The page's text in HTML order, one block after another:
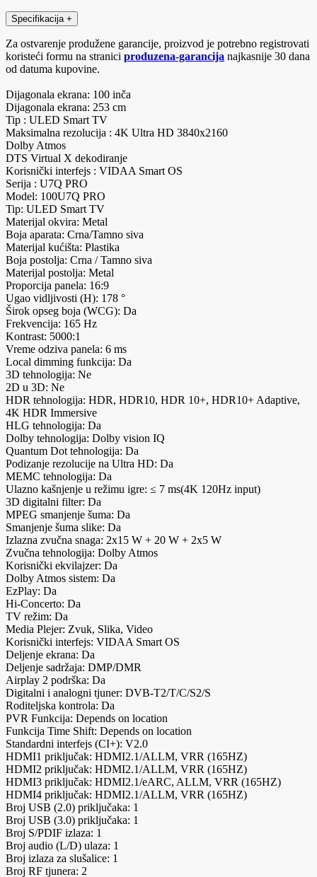
Specifikacija +
Za ostvarenje produžene garancije, proizvod je potrebno registrovati
koristeći formu na stranici produzena-garancija najkasnije 30 dana
od datuma kupovine.
Dijagonala ekrana: 100 inča
Dijagonala ekrana: 253 cm
Tip : ULED Smart TV
Maksimalna rezolucija : 4K Ultra HD 3840x2160
Dolby Atmos
DTS Virtual X dekodiranje
Korisnički interfejs : VIDAA Smart OS
Serija : U7Q PRO
Model: 100U7Q PRO
Tip: ULED Smart TV
Materijal okvira: Metal
Boja aparata: Crna/Tamno siva
Materijal kućišta: Plastika
Boja postolja: Crna / Tamno siva
Materijal postolja: Metal
Proporcija panela: 16:9
Ugao vidljivosti (H): 178 °
Širok opseg boja (WCG): Da
Frekvencija: 165 Hz
Kontrast: 5000:1
Vreme odziva panela: 6 ms
Local dimming funkcija: Da
3D tehnologija: Ne
2D u 3D: Ne
HDR tehnologija: HDR, HDR10, HDR 10+, HDR10+ Adaptive,
4K HDR Immersive
HLG tehnologija: Da
Dolby tehnologija: Dolby vision IQ
Quantum Dot tehnologija: Da
Podizanje rezolucije na Ultra HD: Da
MEMC tehnologija: Da
Ulazno kašnjenje u režimu igre: ≤ 7 ms(4K 120Hz input)
3D digitalni filter: Da
MPEG smanjenje šuma: Da
Smanjenje šuma slike: Da
Izlazna zvučna snaga: 2x15 W + 20 W + 2x5 W
Zvučna tehnologija: Dolby Atmos
Korisnički ekvilajzer: Da
Dolby Atmos sistem: Da
EzPlay: Da
Hi-Concerto: Da
TV režim: Da
Media Plejer: Zvuk, Slika, Video
Korisnički interfejs: VIDAA Smart OS
Deljenje ekrana: Da
Deljenje sadržaja: DMP/DMR
Airplay 2 podrška: Da
Digitalni i analogni tjuner: DVB-T2/T/C/S2/S
Roditeljska kontrola: Da
PVR Funkcija: Depends on location
Funkcija Time Shift: Depends on location
Standardni interfejs (CI+): V2.0
HDMI1 priključak: HDMI2.1/ALLM, VRR (165HZ)
HDMI2 priključak: HDMI2.1/ALLM, VRR (165HZ)
HDMI3 priključak: HDMI2.1/eARC, ALLM, VRR (165HZ)
HDMI4 priključak: HDMI2.1/ALLM, VRR (165HZ)
Broj USB (2.0) priključaka: 1
Broj USB (3.0) priključaka: 1
Broj S/PDIF izlaza: 1
Broj audio (L/D) ulaza: 1
Broj izlaza za slušalice: 1
Broj RF tjunera: 2